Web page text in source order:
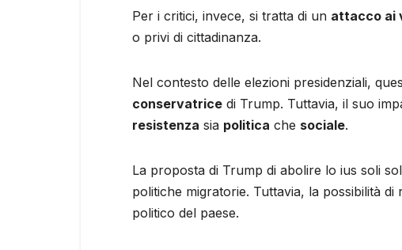
Per i critici, invece, si tratta di un attacco ai
o privi di cittadinanza.
Nel contesto delle elezioni presidenziali,
conservatrice di Trump. Tuttavia, il suo
resistenza sia politica che sociale.
La proposta di Trump di abolire lo ius soli
politiche migratorie. Tuttavia, la possibilità
politico del paese.